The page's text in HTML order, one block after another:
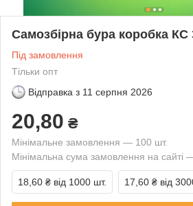
Самозбірна бура коробка КС
Під замовлення
Тільки опт
Відправка з 11 серпня 2026
20,80 ₴
Мінімальне замовлення — 100 шт.
Мінімальна сума замовлення на сайті
18,60 ₴ від 1000 шт. 17,60 ₴ від